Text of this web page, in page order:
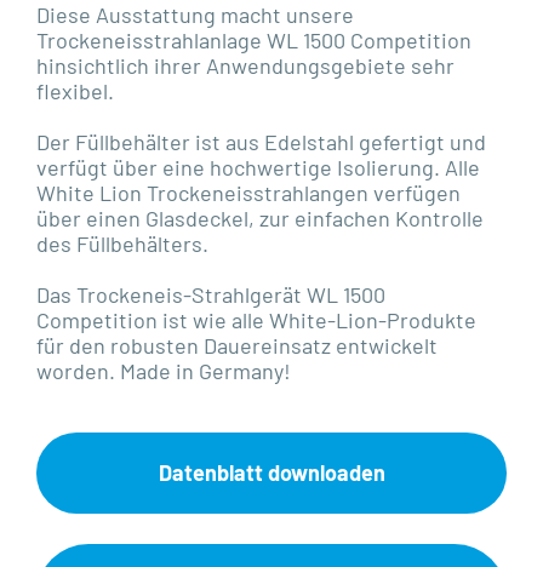
Diese Ausstattung macht unsere
Trockeneisstrahlanlage WL 1500 Competition
hinsichtlich ihrer Anwendungsgebiete sehr
flexibel.
Der Füllbehälter ist aus Edelstahl gefertigt und
verfügt über eine hochwertige Isolierung. Alle
White Lion Trockeneisstrahlangen verfügen
über einen Glasdeckel, zur einfachen Kontrolle
des Füllbehälters.
Das Trockeneis-Strahlgerät WL 1500
Competition ist wie alle White-Lion-Produkte
für den robusten Dauereinsatz entwickelt
worden. Made in Germany!
Datenblatt downloaden